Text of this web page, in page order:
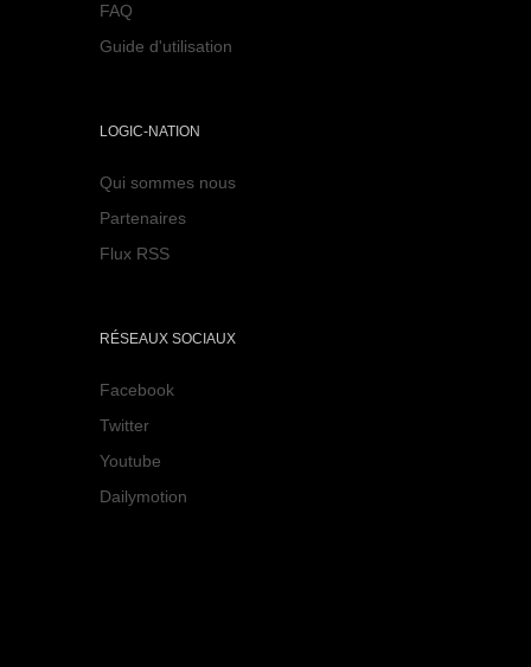
FAQ
Guide d'utilisation
LOGIC-NATION
Qui sommes nous
Partenaires
Flux RSS
RÉSEAUX SOCIAUX
Facebook
Twitter
Youtube
Dailymotion